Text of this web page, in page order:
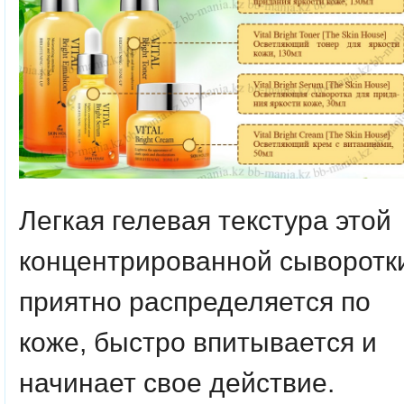
Легкая гелевая текстура этой
концентрированной
приятно распределяется по
коже, быстро впитывается и
начинает свое действие.